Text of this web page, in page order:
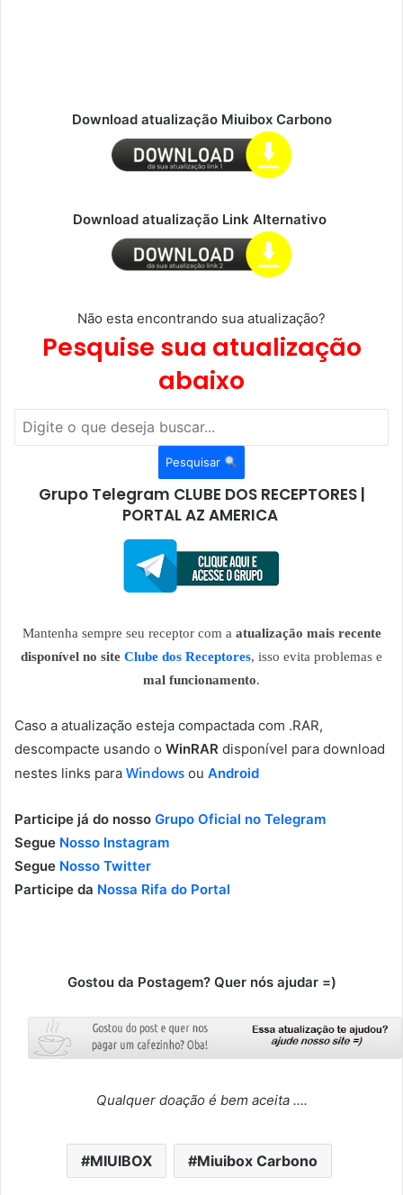
Download atualização Miuibox Carbono
Download atualização Link Alternativo
Não esta encontrando sua atualização?
Pesquise sua atualização
abaixo
Pesquisar
Grupo Telegram CLUBE DOS RECEPTORES |
PORTAL AZ AMERICA
Mantenha sempre seu receptor com a atualização mais recente
disponível no site Clube dos Receptores, isso evita problemas e
mal funcionamento.
Caso a atualização esteja compactada com .RAR,
descompacte usando o WinRAR disponível para download
nestes links para Windows ou Android
Participe já do nosso Grupo Oficial no Telegram
Segue Nosso Instagram
Segue Nosso Twitter
Participe da Nossa Rifa do Portal
Gostou da Postagem? Quer nós ajudar =)
Qualquer doação é bem aceita ….
MIUIBOX Miuibox Carbono